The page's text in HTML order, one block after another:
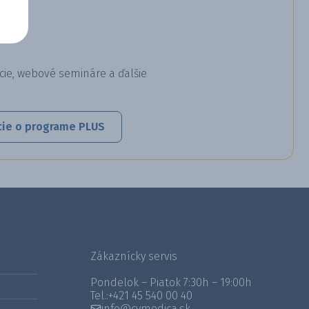
webové semináre a ďalšie
o programe PLUS
Zákaznícky servis
Pondelok – Piatok 7:30h – 19:00h
Tel.:+421 45 540 00 40